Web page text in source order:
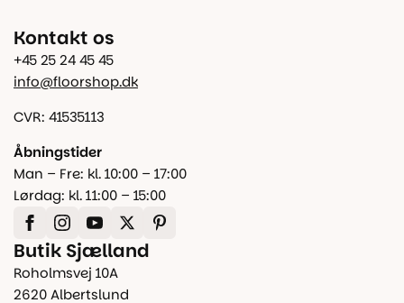
Kontakt os
+45 25 24 45 45
info@floorshop.dk
CVR: 41535113
Åbningstider
Man – Fre: kl. 10:00 – 17:00
Lørdag: kl. 11:00 – 15:00
Butik Sjælland
Roholmsvej 10A
2620 Albertslund